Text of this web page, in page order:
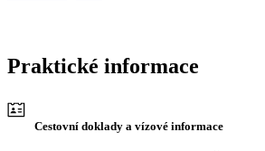
Praktické informace
Cestovní doklady a vízové informace